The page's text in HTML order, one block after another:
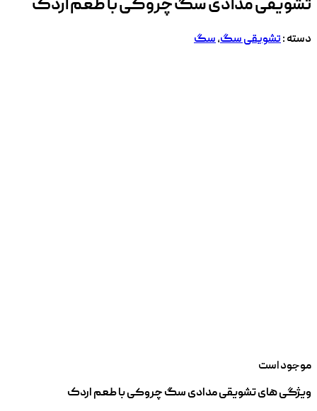
تشویقی مدادی سگ چروکی با طعم اردک
دسته :تشویقی سگ,سگ
موجود است
ویژگی های تشویقی مدادی سگ چروکی با طعم اردک